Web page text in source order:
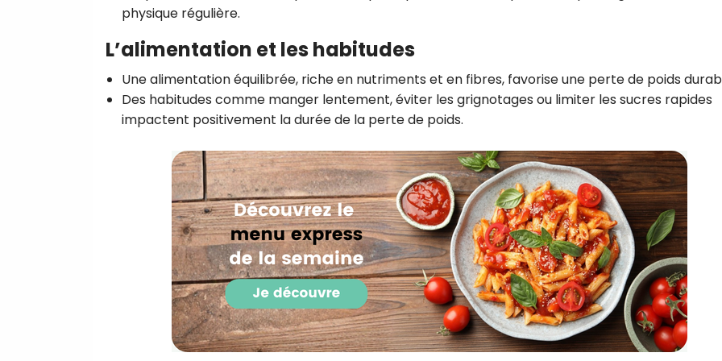
physique régulière.
L’alimentation et les habitudes
Une alimentation équilibrée, riche en nutriments et en fibres, favorise une perte de poids
Des habitudes comme manger lentement, éviter les grignotages ou limiter les sucres rapides
impactent positivement la durée de la perte de poids.